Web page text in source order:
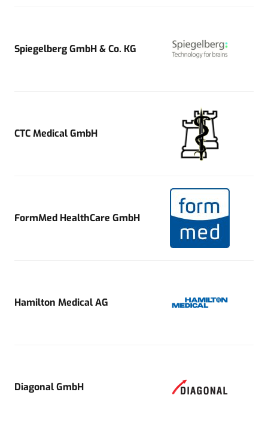
Spiegelberg GmbH & Co. KG
CTC Medical GmbH
FormMed HealthCare GmbH
Hamilton Medical AG
Diagonal GmbH